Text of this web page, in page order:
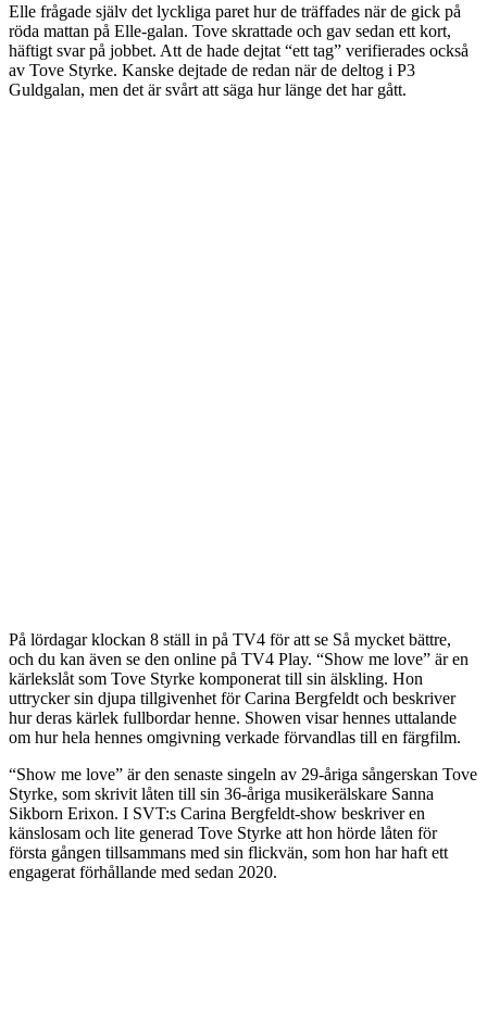
Elle frågade själv det lyckliga paret hur de träffades när de gick på
röda mattan på Elle-galan. Tove skrattade och gav sedan ett kort,
häftigt svar på jobbet. Att de hade dejtat “ett tag” verifierades också
av Tove Styrke. Kanske dejtade de redan när de deltog i P3
Guldgalan, men det är svårt att säga hur länge det har gått.
På lördagar klockan 8 ställ in på TV4 för att se Så mycket bättre,
och du kan även se den online på TV4 Play. “Show me love” är en
kärlekslåt som Tove Styrke komponerat till sin älskling. Hon
uttrycker sin djupa tillgivenhet för Carina Bergfeldt och beskriver
hur deras kärlek fullbordar henne. Showen visar hennes uttalande
om hur hela hennes omgivning verkade förvandlas till en färgfilm.
“Show me love” är den senaste singeln av 29-åriga sångerskan Tove
Styrke, som skrivit låten till sin 36-åriga musikerälskare Sanna
Sikborn Erixon. I SVT:s Carina Bergfeldt-show beskriver en
känslosam och lite generad Tove Styrke att hon hörde låten för
första gången tillsammans med sin flickvän, som hon har haft ett
engagerat förhållande med sedan 2020.